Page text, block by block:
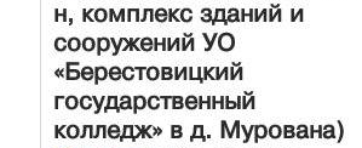
н, комплекс зданий и
сооружений УО
«Берестовицкий
государственный
колледж» в д. Мурована)